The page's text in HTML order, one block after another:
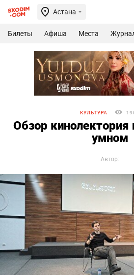
Астана
Билеты Афиша Места
КУЛЬТУРА
Обзор кинолектория
умном
Автор: